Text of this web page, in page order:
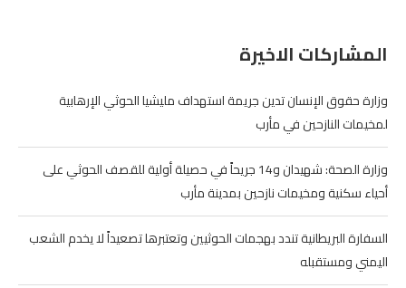
المشاركات الاخيرة
وزارة حقوق الإنسان تدين جريمة استهداف مليشيا الحوثي الإرهابية
لمخيمات النازحين في مأرب
وزارة الصحة: شهيدان و14 جريحاً في حصيلة أولية للقصف الحوثي على
أحياء سكنية ومخيمات نازحين بمدينة مأرب
السفارة البريطانية تندد بهجمات الحوثيين وتعتبرها تصعيداً لا يخدم الشعب
اليمني ومستقبله